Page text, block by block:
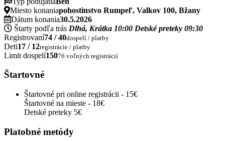
Miesto konaniapohostinstvo Rumpeľ, Valkov 100, Bžany
Dátum konania30.5.2026
Štarty podľa trás Dlhá, Krátka 10:00 Detské preteky 09:30
Registrovaní74 / 40dospelí / platby
Deti17 / 12registrácie / platby
Limit dospelí15076 voľných registrácií
Štartovné
Štartovné pri online registrácii - 15€
Štartovné na mieste - 18€
Detské preteky 5€
Platobné metódy